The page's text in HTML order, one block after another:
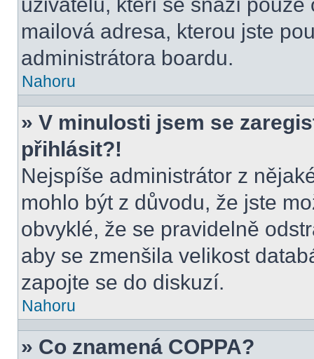
mailová adresa, kterou jste
administrátora boardu.
Nahoru
» V minulosti jsem se
přihlásit?!
Nejspíše administrátor z
mohlo být z důvodu, že jste
obvyklé, že se pravidelně
aby se zmenšila velikost
zapojte se do diskuzí.
Nahoru
» Co znamená COPPA?